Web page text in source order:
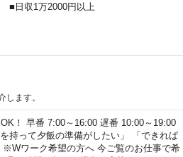
日収1万2000円以上
ます。
！ 早番 7:00～16:00 遅番 10:00～19:00
持って夕飯の準備がしたい」 「できれば
ワーク希望の方へ 今ご覧のお仕事で希